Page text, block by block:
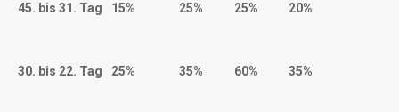
45. bis 31. Tag 15% 25% 25% 20%
30. bis 22. Tag 25% 35% 60% 35%